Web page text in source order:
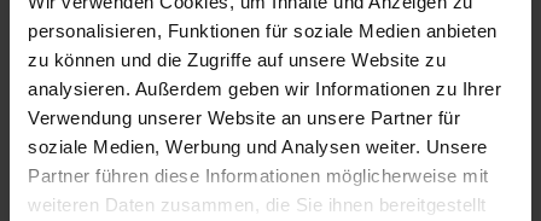
personalisieren, Funktionen für soziale Medien anbieten
zu können und die Zugriffe auf unsere Website zu
analysieren. Außerdem geben wir Informationen zu Ihrer
Verwendung unserer Website an unsere Partner für
soziale Medien, Werbung und Analysen weiter. Unsere
Partner führen diese Informationen möglicherweise mit
weiteren Daten zusammen, die Sie ihnen bereitgestellt
Produktgalerie überspringen
Variante